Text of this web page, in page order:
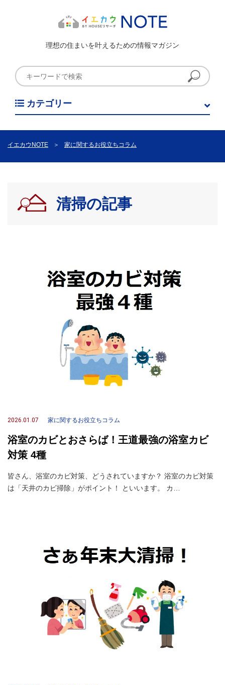
理想の住まいを叶えるための情報マガジン
カテゴリー
イエカウNOTE ＞ 家に関するお役立ちコラム
清掃の記事
2026.01.07 家に関するお役立ちコラム
浴室のカビとおさらば！王道最強の浴室カビ
対策 4種
皆さん、浴室のカビ対策、どうされていますか？ 浴室のカビ対策
は「天井のカビ掃除」がポイント！ といいます。 カ…